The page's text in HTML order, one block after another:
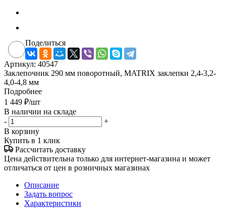
Поделиться
Артикул: 40547
Заклепочник 290 мм поворотный, MATRIX заклепки 2,4-3,2-
4,0-4,8 мм
Подробнее
1 449 ₽/шт
В наличии на складе
-
+
В корзину
Купить в 1 клик
Рассчитать доставку
Цена действительна только для интернет-магазина и может
отличаться от цен в розничных магазинах
Описание
Задать вопрос
Характеристики